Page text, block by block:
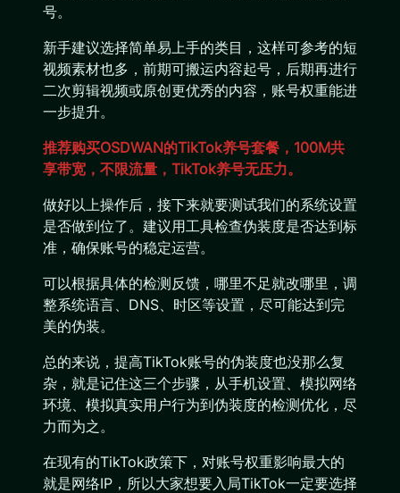
号。
新手建议选择简单易上手的类目，这样可参考的短
视频素材也多，前期可搬运内容起号，后期再进行
二次剪辑视频或原创更优秀的内容，账号权重能进
一步提升。
推荐购买OSDWAN的TikTok养号套餐，100M共
享带宽，不限流量，TikTok养号无压力。
做好以上操作后，接下来就要测试我们的系统设置
是否做到位了。建议用工具检查伪装度是否达到标
准，确保账号的稳定运营。
可以根据具体的检测反馈，哪里不足就改哪里，调
整系统语言、DNS、时区等设置，尽可能达到完
美的伪装。
总的来说，提高TikTok账号的伪装度也没那么复
杂，就是记住这三个步骤，从手机设置、模拟网络
环境、模拟真实用户行为到伪装度的检测优化，尽
力而为之。
在现有的TikTok政策下，对账号权重影响最大的
就是网络IP，所以大家想要入局TikTok一定要选择